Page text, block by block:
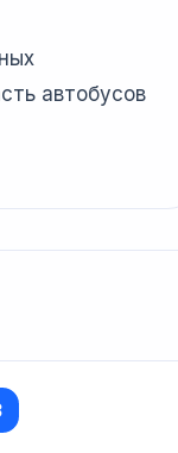
автобусов